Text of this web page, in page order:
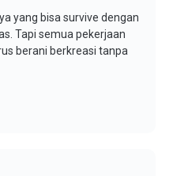
yang bisa survive dengan
Tapi semua pekerjaan
berani berkreasi tanpa